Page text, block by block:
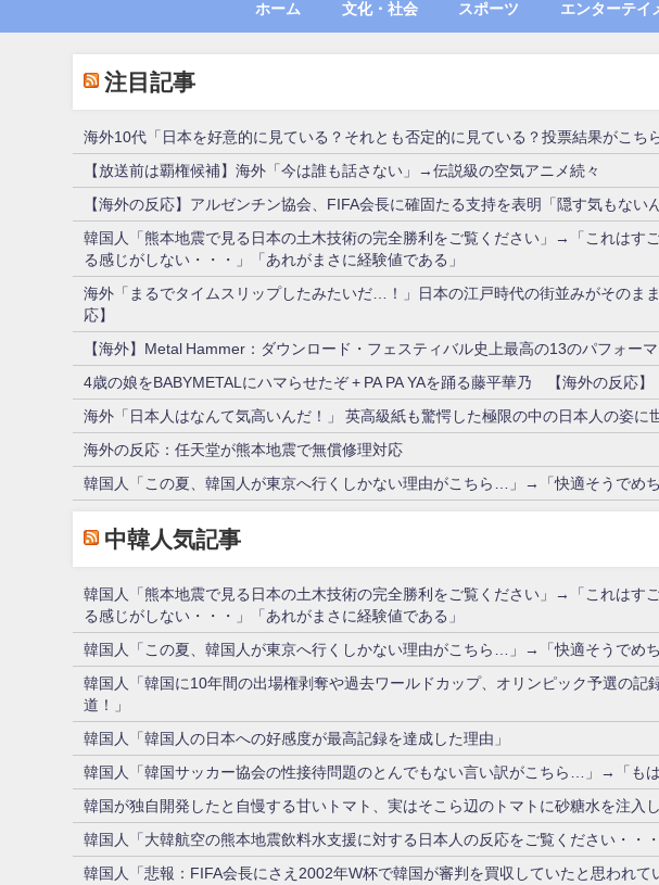
ホーム 文化・社会 スポーツ エンターテイ
注目記事
海外10代「日本を好意的に見ている？それとも否定的に見ている？投票結果がこちら
【放送前は覇権候補】海外「今は誰も話さない」→伝説級の空気アニメ続々
【海外の反応】アルゼンチン協会、FIFA会長に確固たる支持を表明「隠す気もない
韓国人「熊本地震で見る日本の土木技術の完全勝利をご覧ください」→「これはす
る感じがしない・・・」「あれがまさに経験値である」
海外「まるでタイムスリップしたみたいだ…！」日本の江戸時代の街並みがそのま
応】
【海外】Metal Hammer：ダウンロード・フェスティバル史上最高の13のパフォーマ
4歳の娘をBABYMETALにハマらせたぞ + PA PA YAを踊る藤平華乃 【海外の反応】
海外「日本人はなんて気高いんだ！」 英高級紙も驚愕した極限の中の日本人の姿に
海外の反応：任天堂が熊本地震で無償修理対応
韓国人「この夏、韓国人が東京へ行くしかない理由がこちら…」→「快適そうでめ
中韓人気記事
韓国人「熊本地震で見る日本の土木技術の完全勝利をご覧ください」→「これはす
る感じがしない・・・」「あれがまさに経験値である」
韓国人「この夏、韓国人が東京へ行くしかない理由がこちら…」→「快適そうでめ
韓国人「韓国に10年間の出場権剥奪や過去ワールドカップ、オリンピック予選の記
道！」
韓国人「韓国人の日本への好感度が最高記録を達成した理由」
韓国人「韓国サッカー協会の性接待問題のとんでもない言い訳がこちら…」→「も
韓国が独自開発したと自慢する甘いトマト、実はそこら辺のトマトに砂糖水を注入
韓国人「大韓航空の熊本地震飲料水支援に対する日本人の反応をご覧ください・・
韓国人「悲報：FIFA会長にさえ2002年W杯で韓国が審判を買収していたと思われ